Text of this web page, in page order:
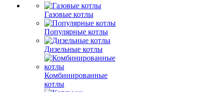
Газовые котлы
Популярные котлы
Дизельные котлы
Комбинированные
котлы